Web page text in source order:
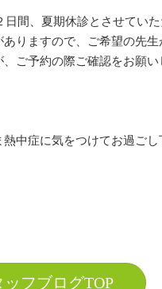
日間、夏期休診とさせてい
りますので、ご希望の先
ご予約の際ご確認をお願い
熱中症に気をつけてお過
ッフブログTOP